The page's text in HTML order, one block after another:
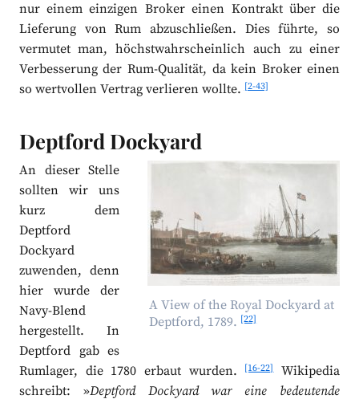
nur einem einzigen Broker einen Kontrakt über die
Lieferung von Rum abzuschließen. Dies führte, so
vermutet man, höchstwahrscheinlich auch zu einer
Verbesserung der Rum-Qualität, da kein Broker einen
so wertvollen Vertrag verlieren wollte.[2-43]
Deptford Dockyard
A View of the Royal Dockyard at
Deptford, 1789. [22]
An dieser Stelle
sollten wir uns
kurz dem
Deptford
Dockyard
zuwenden, denn
hier wurde der
Navy-Blend
hergestellt. In
Deptford gab es
Rumlager, die 1780 erbaut wurden.
[16-22]Wikipedia
schreibt: »Deptford Dockyard war eine bedeutende